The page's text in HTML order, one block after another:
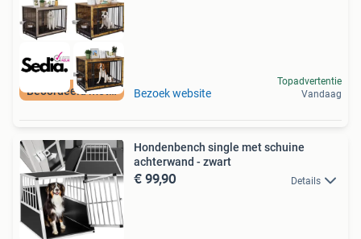
Beoordeeld met 9+ Bezoek website
Topadvertentie
Vandaag
Hondenbench single met schuine
achterwand - zwart
€ 99,90 Details